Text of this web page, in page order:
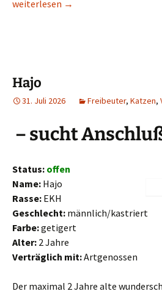
Bjarne
weiterlesen →
Hajo
31. Juli 2026 Freibeuter, Katzen,
– sucht
Status: offen
Name: Hajo
Rasse: EKH
Geschlecht: männlich/kastriert
Farbe:getigert
Alter: 2 Jahre
Verträglich mit:Artgenossen
Der maximal 2 Jahre alte